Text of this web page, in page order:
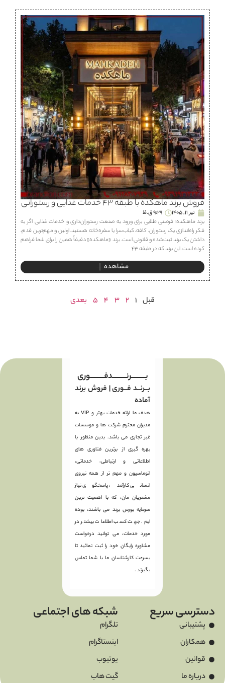
فروش برند ماهكده با طبقه ۴۳ خدمات غذایی و رستورانی
تیر 11, 1405
9:29 ق.ظ
برند ماهكده؛ فرصتی طلایی برای ورود به صنعت رستوران‌داری و خدمات غذایی اگر به
فکر راه‌اندازی یک رستوران، كافه، كباب‌سرا یا سفره‌خانه هستید، اولین و مهم‌ترین قدم،
داشتن یک برند ثبت‌شده و قانونی است. برند «ماهكده» دقیقاً همین را برای شما فراهم
کرده است. این برند که در طبقه ۴۳
مشاهده
قبل 1
2
3
4
5 بعدی
بـــــــــرنـــــــــدفـــــــــوری
بــرنــد فــوری | فروش برند
آماده
هدف ما ارائه خدمات بهتر و VIP به
مدیران محترم شرکت ها و موسسات
غیر تجاری می باشد. بدین منظور با
بهره گیری از برترین فناوری های
اطلاعاتی و ارتباطی، خدماتی،
اتوماسیون و مهم تر از همه نیروی
انسانی کارآمد، پاسخگوی نیاز
مشتریان مان، که با اهمیت ترین
سرمایه بورس برند می باشند، بوده
ایم. جهت کسب اطلاعات بیشتر در
مورد خدمات، می توانید درخواست
مشاوره رایگان خود را ثبت نمائید تا
بسرعت کارشناسان ما با شما تماس
بگیرند .
دسترسی سریع
پشتیبانی
همکاران
قوانین
درباره ما
شبکه های اجتماعی
تلگرام
اینستاگرام
یوتیوب
گیت هاب